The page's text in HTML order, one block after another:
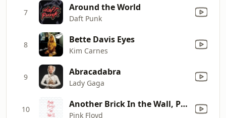
7 Around the World
Daft Punk
8 Bette Davis Eyes
Kim Carnes
9 Abracadabra
Lady Gaga
10 Another Brick In the Wall, Pt. 2
Pink Floyd